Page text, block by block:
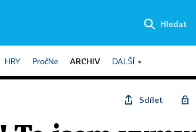
Hledat
HRY PročNe ARCHIV DALŠÍ
Sdílet